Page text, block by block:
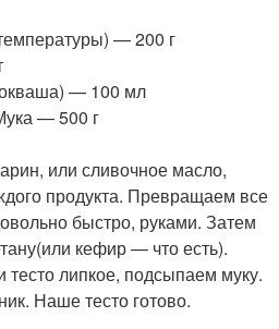
— 200 г
— 100 мл
— 500 г
или сливочное масло,
продукта. Превращаем все
быстро, руками. Затем
кефир — что есть).
липкое, подсыпаем муку.
Наше тесто готово.